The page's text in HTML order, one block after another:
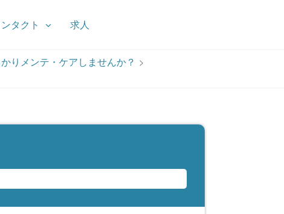
タクト 求人
りメンテ・ケアしませんか？